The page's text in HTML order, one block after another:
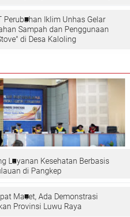
Perubahan Iklim Unhas Gelar
Sampah dan Penggunaan
di Desa Kaloling
Layanan Kesehatan Berbasis
di Pangkep
Macet, Ada Demonstrasi
Provinsi Luwu Raya